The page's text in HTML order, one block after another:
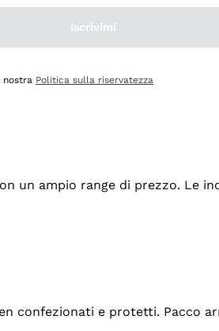
ampio range di prezzo. Le
confezionati e protetti. Pacco
Iscrivimi
nostra Politica sulla riservatezza